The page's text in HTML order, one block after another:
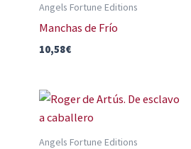
Angels Fortune Editions
Manchas de Frío
10,58€
Angels Fortune Editions